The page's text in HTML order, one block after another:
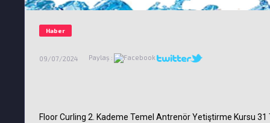
Haber
09/07/2024 Paylaş :
Floor Curling 2. Kademe Temel Antrenör Yetiştirme Kursu